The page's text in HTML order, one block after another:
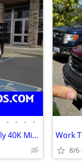
• • • •
2015 Ford F250 ~ 8ft Stake Bed ~ Only 40K Miles! Work
8/6